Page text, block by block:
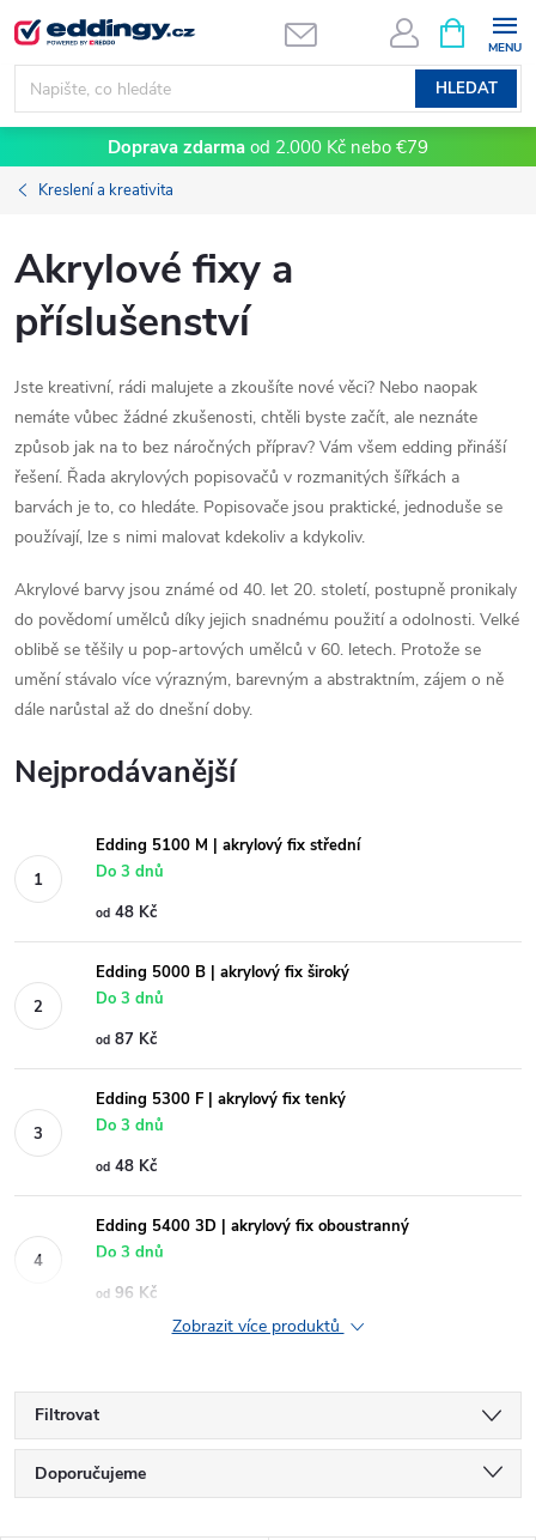
Přejít
na
obsah
HLEDAT
NÁKUPNÍ
KOŠÍK
Doprava zdarma od 2.000 Kč nebo €79
Kreslení a kreativita
Akrylové fixy a
příslušenství
Jste kreativní, rádi malujete a zkoušíte nové věci? Nebo naopak
nemáte vůbec žádné zkušenosti, chtěli byste začít, ale neznáte
způsob jak na to bez náročných příprav? Vám všem edding přináší
řešení. Řada akrylových popisovačů v rozmanitých šířkách a
barvách je to, co hledáte. Popisovače jsou praktické, jednoduše se
používají, lze s nimi malovat kdekoliv a kdykoliv.
Akrylové barvy jsou známé od 40. let 20. století, postupně pronikaly
do povědomí umělců díky jejich snadnému použití a odolnosti. Velké
oblibě se těšily u pop-artových umělců v 60. letech. Protože se
umění stávalo více výrazným, barevným a abstraktním, zájem o ně
dále narůstal až do dnešní doby.
Nejprodávanější
Edding 5100 M | akrylový fix střední
Do 3 dnů
od 48 Kč
Edding 5000 B | akrylový fix široký
Do 3 dnů
od 87 Kč
Edding 5300 F | akrylový fix tenký
Do 3 dnů
od 48 Kč
Edding 5400 3D | akrylový fix oboustranný
Do 3 dnů
od 96 Kč
Zobrazit více produktů
Filtrovat
Ř
Doporučujeme